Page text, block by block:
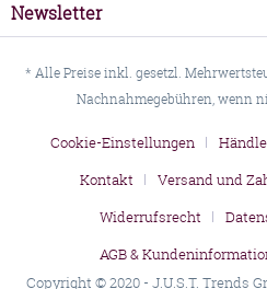
Newsletter
* Alle Preise inkl. gesetzl.
Nachnahmegebühren, wenn
Cookie-Einstellungen
Kontakt
Versand und
Widerrufsrecht
AGB &
Copyright © 2020 - J.U.S.T. Trends